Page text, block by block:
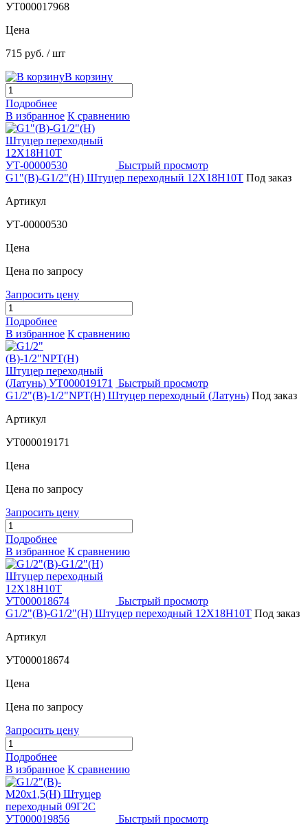
УТ000017968
Цена
715 руб. / шт
В корзину
Подробнее
В избранное К сравнению
Быстрый просмотр
G1"(В)-G1/2"(Н) Штуцер переходный 12Х18Н10Т Под заказ
Артикул
УТ-00000530
Цена
Цена по запросу
Запросить цену
Подробнее
В избранное К сравнению
Быстрый просмотр
G1/2"(В)-1/2"NPT(Н) Штуцер переходный (Латунь) Под заказ
Артикул
УТ000019171
Цена
Цена по запросу
Запросить цену
Подробнее
В избранное К сравнению
Быстрый просмотр
G1/2"(В)-G1/2"(Н) Штуцер переходный 12Х18Н10Т Под заказ
Артикул
УТ000018674
Цена
Цена по запросу
Запросить цену
Подробнее
В избранное К сравнению
Быстрый просмотр